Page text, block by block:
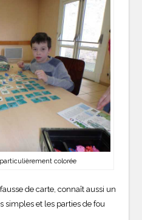
colorée
de carte, connaît aussi un
simples et les parties de fou